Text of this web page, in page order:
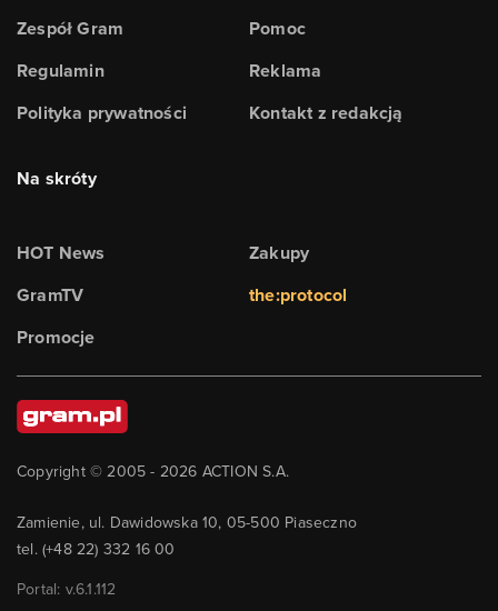
Zespół Gram
Regulamin
Polityka prywatności
Pomoc
Reklama
Kontakt z redakcją
Na skróty
HOT News
GramTV
Promocje
Zakupy
the:protocol
Copyright © 2005 - 2026 ACTION S.A.
Zamienie, ul. Dawidowska 10, 05-500 Piaseczno
tel. (+48 22) 332 16 00
Portal: v.6.1.112